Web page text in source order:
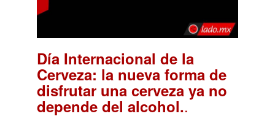
Día Internacional de la
Cerveza: la nueva forma de
disfrutar una cerveza ya no
depende del alcohol..